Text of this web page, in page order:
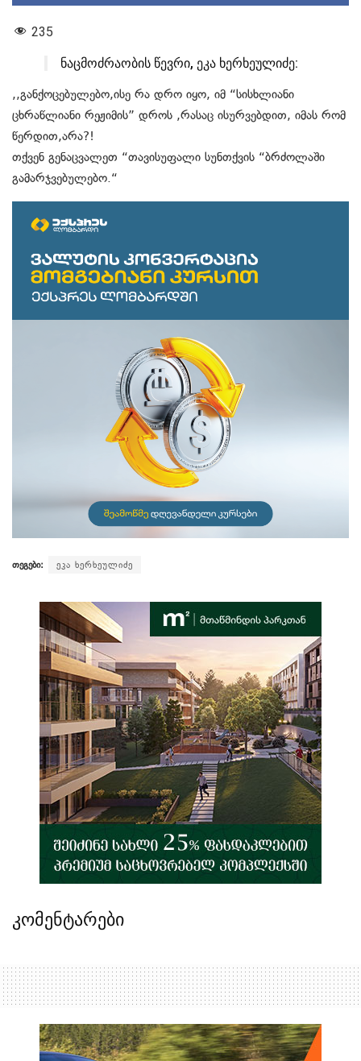
235
ნაცმოძრაობის წევრი, ეკა ხერხეულიძე:
,,განქოცებულებო,ისე რა დრო იყო, იმ “სისხლიანი
ცხრაწლიანი რეჟიმის” დროს ,რასაც ისურვებდით, იმას რომ
წერდით,არა?!
თქვენ გენაცვალეთ “თავისუფალი სუნთქვის “ბრძოლაში
გამარჯვებულებო.“
თეგები: ეკა ხერხეულიძე
კომენტარები